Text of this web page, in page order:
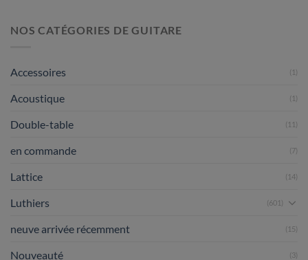
attendues
sommet
:
NOS CATÉGORIES DE GUITARE
Accessoires (1)
Acoustique (1)
Double-table (11)
en commande (7)
Lattice (14)
Luthiers (601)
neuve arrivée récemment (15)
Nouveauté (3)